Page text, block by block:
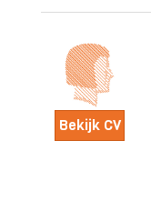
Bekijk CV